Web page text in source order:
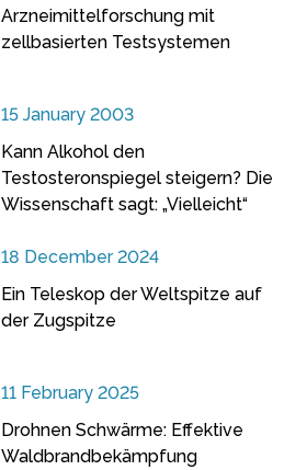
Arzneimittelforschung mit
zellbasierten Testsystemen
15 January 2003
Kann Alkohol den
Testosteronspiegel steigern? Die
Wissenschaft sagt: „Vielleicht“
18 December 2024
Ein Teleskop der Weltspitze auf
der Zugspitze
11 February 2025
Drohnen Schwärme: Effektive
Waldbrandbekämpfung